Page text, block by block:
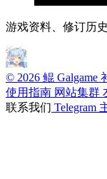
游戏资料、修订历
© 2026 鲲 Galgame
使用指南 网站集群
联系我们 Telegram